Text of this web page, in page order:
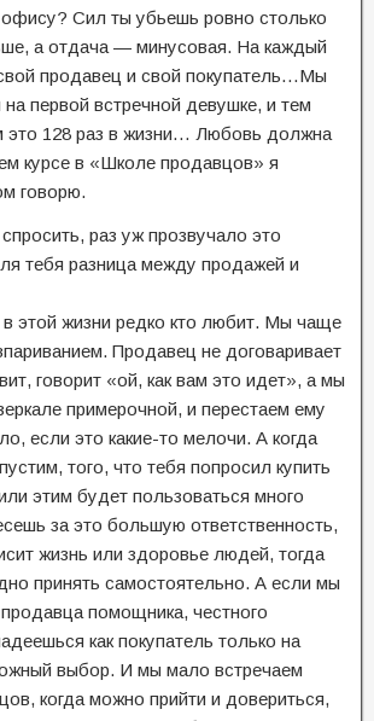
Сил ты убьешь ровно столько
а отдача — минусовая. На каждый
продавец и свой покупатель…Мы
первой встречной девушке, и тем
это 128 раз в жизни… Любовь должна
курсе в «Школе продавцов» я
говорю.
раз уж прозвучало это
тебя разница между продажей и
этой жизни редко кто любит. Мы чаще
Продавец не договаривает
говорит «ой, как вам это идет», а мы
примерочной, и перестаем ему
если это какие-то мелочи. А когда
того, что тебя попросил купить
этим будет пользоваться много
за это большую ответственность,
жизнь или здоровье людей, тогда
принять самостоятельно. А если мы
помощника, честного
как покупатель только на
выбор. И мы мало встречаем
когда можно прийти и довериться,